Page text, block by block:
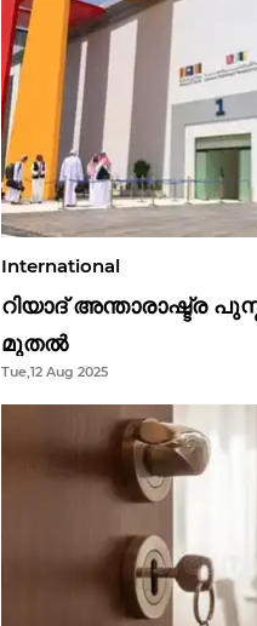
International
റിയാദ് അന്താരാഷ്ട്ര
മുതൽ
Tue,12 Aug 2025